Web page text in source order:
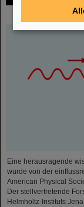
Artikel im
Eine herausragende
wurde von der
American Physical
Der stellvertretende
Helmholtz-Instituts